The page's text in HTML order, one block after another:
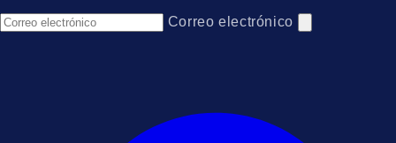
Correo electrónico